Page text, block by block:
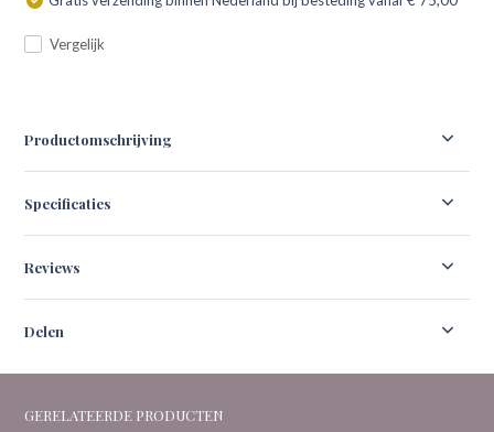
Vergelijk
Productomschrijving
Specificaties
Reviews
Delen
GERELATEERDE PRODUCTEN